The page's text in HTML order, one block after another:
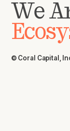
We
© Coral Capital,